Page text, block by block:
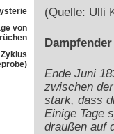
von
(Quelle: Ulli
Ende Juni
zwischen
stark, dass
Einige Tage
draußen auf